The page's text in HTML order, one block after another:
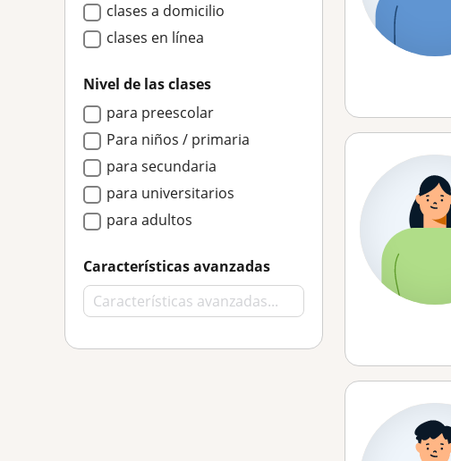
clases a domicilio
clases en línea
Nivel de las clases
para preescolar
Para niños / primaria
para secundaria
para universitarios
para adultos
Características avanzadas